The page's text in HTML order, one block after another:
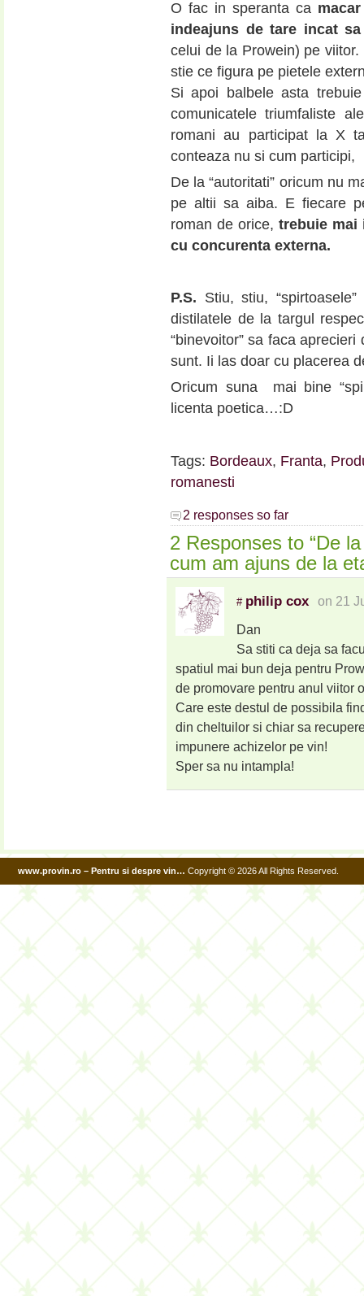
O fac in speranta ca
indeajuns de tare incat
celui de la Prowein) pe
stie ce figura pe pietele
Si apoi balbele asta
comunicatele triumfaliste
romani au participat la X
conteaza nu si cum participi,
De la “autoritati” oricum nu
pe altii sa aiba. E fiecare
roman de orice, trebuie mai
cu concurenta externa.
P.S. Stiu, stiu,
distilatele de la targul
“binevoitor” sa faca
sunt. Ii las doar cu placerea
Oricum suna mai bine
licenta poetica…:D
Tags: Bordeaux, Franta,
romanesti
2 responses so far
2 Responses to “De
cum am ajuns de la
# philip cox on 21
Dan
Sa stiti ca deja sa
spatiul mai bun deja pentru
de promovare pentru anul viitor
Care este destul de possibila
din cheltuilor si chiar sa
impunere achizelor pe vin!
Sper sa nu intampla!
www.provin.ro – Pentru si despre vin… Copyright © 2026 All Rights Reserved.